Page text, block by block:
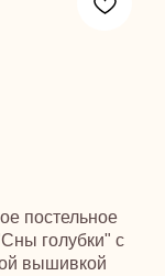
постельное
голубки" с
вышивкой